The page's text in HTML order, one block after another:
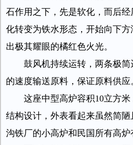
石作用之下，先是软化，而后
化转变为铁水形态，开始向下
出极其耀眼的橘红色火光。
鼓风机持续运转，两条极
的速度输送原料，保证原料供应
这座中型高炉容积10立方
结构设计，外表看起来虽然简
沟铁厂的小高炉和民国所有高